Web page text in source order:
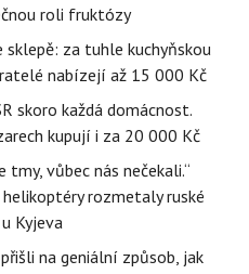
roli fruktózy
za tuhle kuchyňskou
nabízejí až 15 000 Kč
skoro každá domácnost.
kupují i za 20 000 Kč
vůbec nás nečekali.“
rozmetaly ruské
Kyjeva
na geniální způsob, jak